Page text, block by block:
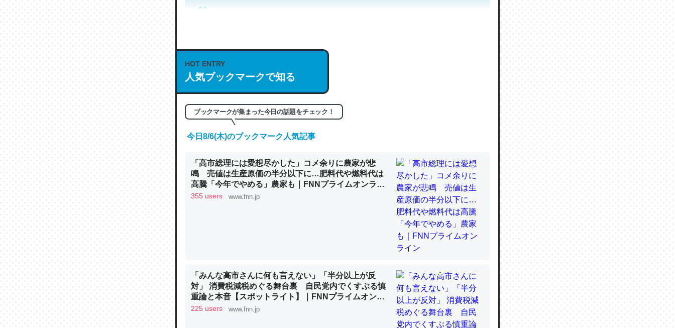
これは良記事。32768トークンだと英語小説100ページ分くらい。小説でいう「ずっと前
の伏線」は回収されないけど、短期記憶というには多い分量。進化すればするほど分かり
昆虫ってカルシウム少ないのか。知らんかった。調べたらコオロギのカルシウム分はエビ
─ニュース :: 【研究発表】昆虫学の大問題＝「昆虫はなぜ海にいないのか」に関する新仮説
論文では「淡水はカルシウムも酸素も不足してて両方に不利だから両方が拮抗してるので
は」とあって面白い。海にいる鋏角類（カブトガニ・ウミグモ）はカルシウムを使わずキ
HOT ENTRY
人気ブックマークで知る
ブックマークが集まった今日の話題をチェック！
今日8/6(木)のブックマーク人気記事
「高市総理には愛想尽かした」コメ余りに農家が悲
鳴 売値は生産原価の半分以下に…肥料代や燃料代は
高騰「今年でやめる」農家も｜FNNプライムオンライ
ン
355 users www.fnn.jp
「みんな高市さんに何も言えない」「半分以上が反
対」 消費税減税めぐる舞台裏 自民党内でくすぶる慎
重論と本音【スポットライト】｜FNNプライムオンラ
イン
225 users www.fnn.jp